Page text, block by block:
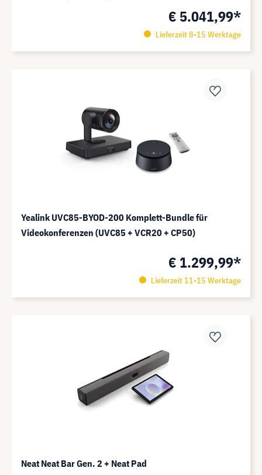
€ 5.041,99*
Lieferzeit 8-15 Werktage
Yealink UVC85-BYOD-200 Komplett-Bundle für
Videokonferenzen (UVC85 + VCR20 + CP50)
€ 1.299,99*
Lieferzeit 11-15 Werktage
Neat Neat Bar Gen. 2 + Neat Pad